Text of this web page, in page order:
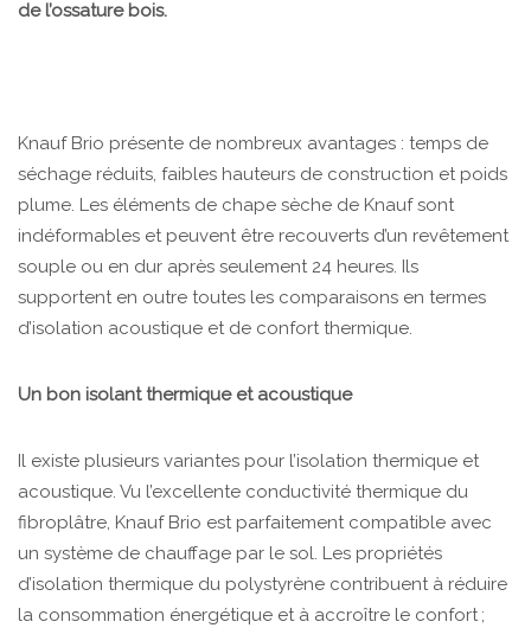
de l’ossature bois.
Knauf Brio présente de nombreux avantages : temps de
séchage réduits, faibles hauteurs de construction et poids
plume. Les éléments de chape sèche de Knauf sont
indéformables et peuvent être recouverts d’un revêtement
souple ou en dur après seulement 24 heures. Ils
supportent en outre toutes les comparaisons en termes
d’isolation acoustique et de confort thermique.
Un bon isolant thermique et acoustique
Il existe plusieurs variantes pour l’isolation thermique et
acoustique. Vu l’excellente conductivité thermique du
fibroplâtre, Knauf Brio est parfaitement compatible avec
un système de chauffage par le sol. Les propriétés
d’isolation thermique du polystyrène contribuent à réduire
la consommation énergétique et à accroître le confort ;